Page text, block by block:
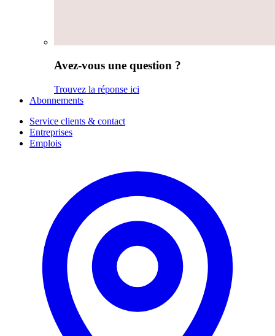
Avez-vous une question ?
Trouvez la réponse ici
Abonnements
Service clients & contact
Entreprises
Emplois